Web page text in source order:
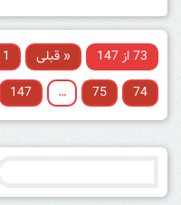
73 از 147 « قبلی 1
74
75
…
147